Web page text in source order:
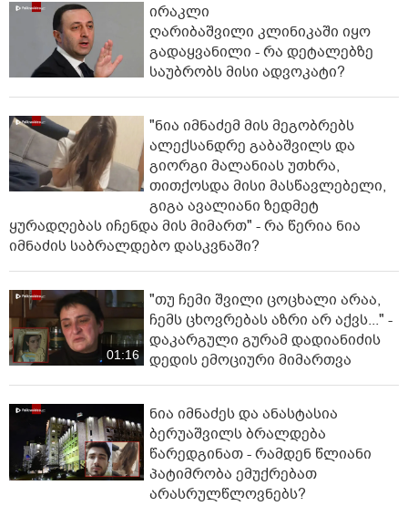
ირაკლი
ღარიბაშვილი კლინიკაში იყო
გადაყვანილი - რა დეტალებზე
საუბრობს მისი ადვოკატი?
"ნია იმნაძემ მის მეგობრებს
ალექსანდრე გაბაშვილს და
გიორგი მალანიას უთხრა,
თითქოსდა მისი მასწავლებელი,
გიგა ავალიანი ზედმეტ
ყურადღებას იჩენდა მის მიმართ" - რა წერია ნია
იმნაძის საბრალდებო დასკვნაში?
01:16
"თუ ჩემი შვილი ცოცხალი არაა,
ჩემს ცხოვრებას აზრი არ აქვს..." -
დაკარგული გურამ დადიანიძის
დედის ემოციური მიმართვა
ნია იმნაძეს და ანასტასია
ბერუაშვილს ბრალდება
წარედგინათ - რამდენ წლიანი
პატიმრობა ემუქრებათ
არასრულწლოვნებს?